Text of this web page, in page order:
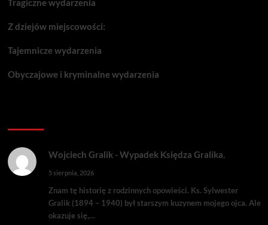
Tragiczne wydarzenia
Z dziejów miejscowości:
Tajemnicze wydarzenia
Obyczajowe i kryminalne wydarzenia
Wojciech Gralik-Wypadek Księdza Gralika.
5 sierpnia, 2026
Znam tę historię z rodzinnych opowieści. Ks. Sylwester
Gralik (1894 – 1940) był starszym kuzynem mojego ojca. Ale
okazuje się,…